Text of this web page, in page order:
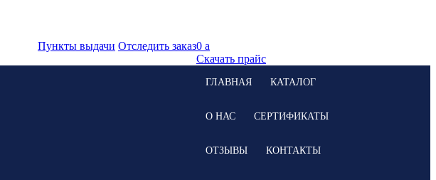
Пункты выдачи Отследить заказ0 a
Скачать прайс
ГЛАВНАЯ КАТАЛОГ
О НАС СЕРТИФИКАТЫ
ОТЗЫВЫ КОНТАКТЫ